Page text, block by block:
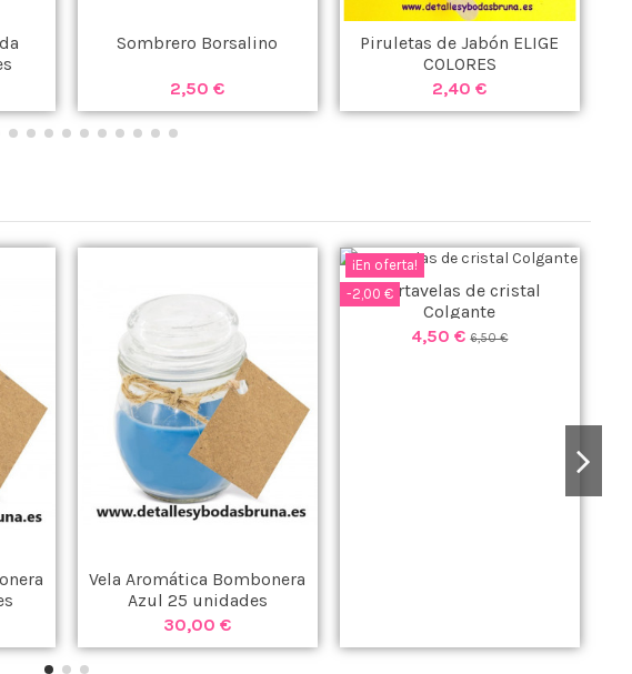
Sombrero Borsalino
2,50 €
Piruletas de Jabón ELIGE
COLORES
2,40 €
Vela Aromática Bombonera
Azul 25 unidades
30,00 €
¡En oferta!
-2,00 €Portavelas de cristal
Colgante
4,50 €6,50 €